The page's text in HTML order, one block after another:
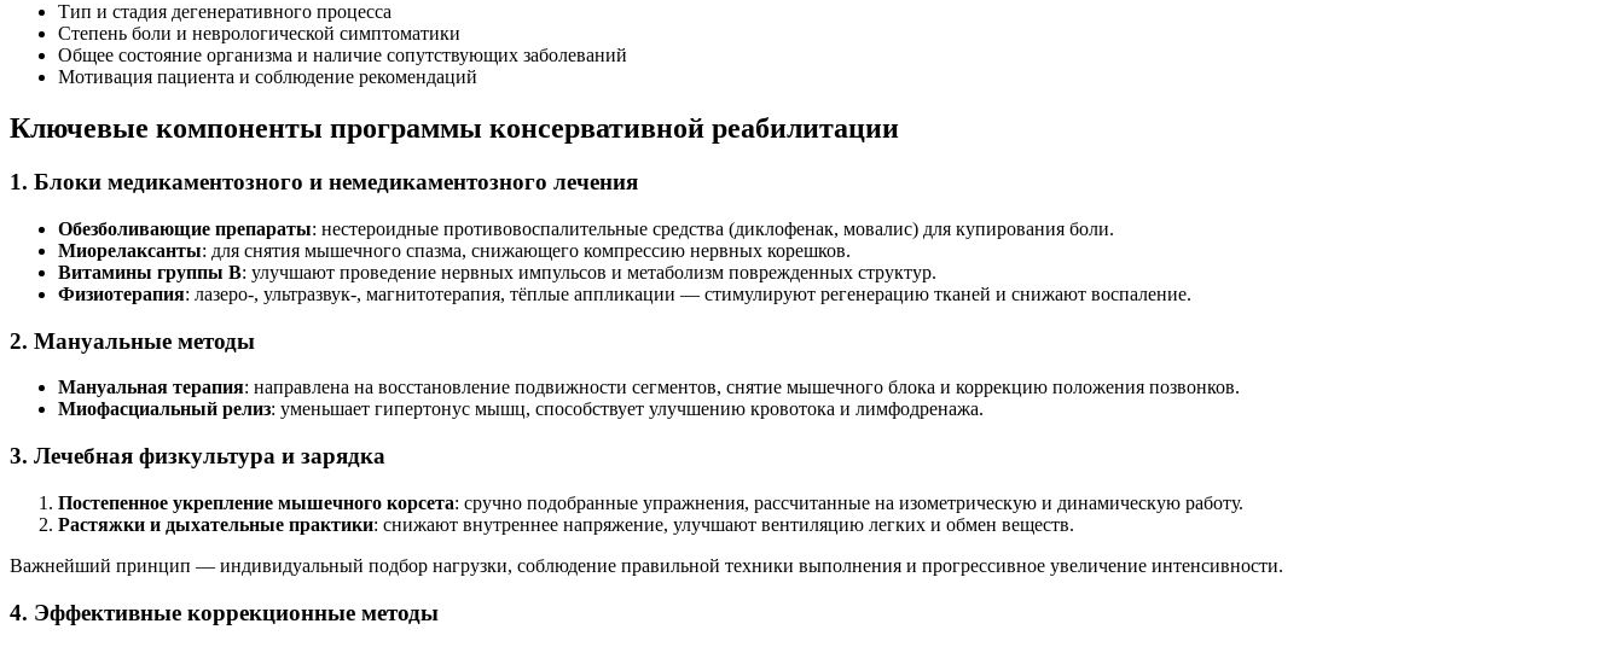
Тип и стадия дегенеративного процесса
Степень боли и неврологической симптоматики
Общее состояние организма и наличие сопутствующих заболеваний
Мотивация пациента и соблюдение рекомендаций
Ключевые компоненты программы консервативной реабилитации
1. Блоки медикаментозного и немедикаментозного лечения
Обезболивающие препараты: нестероидные противовоспалительные средства (диклофенак, мовалис) для купирования боли.
Миорелаксанты: для снятия мышечного спазма, снижающего компрессию нервных корешков.
Витамины группы В: улучшают проведение нервных импульсов и метаболизм поврежденных структур.
Физиотерапия: лазеро-, ультразвук-, магнитотерапия, тёплые аппликации — стимулируют регенерацию тканей и снижают воспаление.
2. Мануальные методы
Мануальная терапия: направлена на восстановление подвижности сегментов, снятие мышечного блока и коррекцию положения позвонков.
Миофасциальный релиз: уменьшает гипертонус мышц, способствует улучшению кровотока и лимфодренажа.
3. Лечебная физкультура и зарядка
Постепенное укрепление мышечного корсета: сручно подобранные упражнения, рассчитанные на изометрическую и динамическую работу.
Растяжки и дыхательные практики: снижают внутреннее напряжение, улучшают вентиляцию легких и обмен веществ.
Важнейший принцип — индивидуальный подбор нагрузки, соблюдение правильной техники выполнения и прогрессивное увеличение интенсивности.
4. Эффективные коррекционные методы